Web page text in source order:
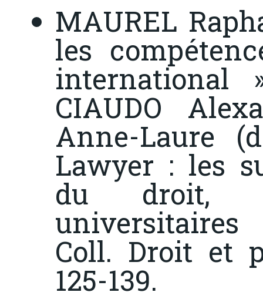
MAUREL
les
CIAUDO
Anne-Laure
Lawyer : les
du droit,
Coll. Droit et
125-139.